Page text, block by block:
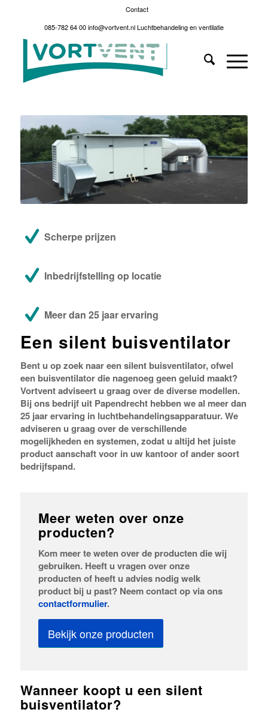
Contact
085-782 64 00info@vortvent.nlLuchtbehandeling en ventilatie
Scherpe prijzen
Inbedrijfstelling op locatie
Meer dan 25 jaar ervaring
Een silent buisventilator
Bent u op zoek naar een silent buisventilator, ofwel
een buisventilator die nagenoeg geen geluid maakt?
Vortvent adviseert u graag over de diverse modellen.
Bij ons bedrijf uit Papendrecht hebben we al meer dan
25 jaar ervaring in luchtbehandelingsapparatuur. We
adviseren u graag over de verschillende
mogelijkheden en systemen, zodat u altijd het juiste
product aanschaft voor in uw kantoor of ander soort
bedrijfspand.
Meer weten over onze
producten?
Kom meer te weten over de producten die wij
gebruiken. Heeft u vragen over onze
producten of heeft u advies nodig welk
product bij u past? Neem contact op via ons
contactformulier.
Bekijk onze producten
Wanneer koopt u een silent
buisventilator?